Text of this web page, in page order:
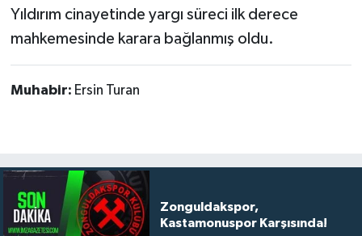
Yıldırım cinayetinde yargı süreci ilk derece
mahkemesinde karara bağlanmış oldu.
Muhabir: Ersin Turan
Zonguldakspor,
Kastamonuspor Karşısında!